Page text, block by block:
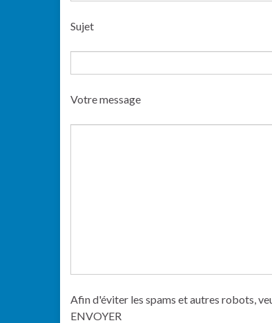
Sujet
Votre message
Afin d'éviter les spams et autres robots,
ENVOYER